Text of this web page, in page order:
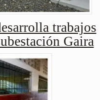
trabajos
Gaira